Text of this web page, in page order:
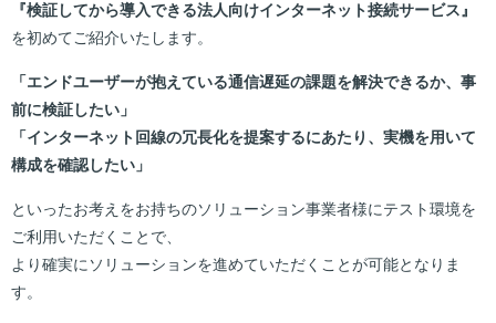
『検証してから導入できる法人向けインターネット接続サービス』
を初めてご紹介いたします。
「エンドユーザーが抱えている通信遅延の課題を解決できるか、事
前に検証したい」
「インターネット回線の冗長化を提案するにあたり、実機を用いて
構成を確認したい」
といったお考えをお持ちのソリューション事業者様にテスト環境を
ご利用いただくことで、
より確実にソリューションを進めていただくことが可能となりま
す。